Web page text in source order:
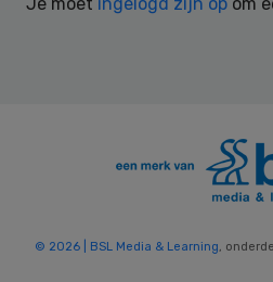
© 2026 | BSL Media & Learning ,